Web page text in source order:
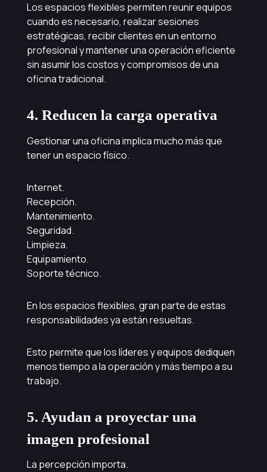
Los espacios flexibles permiten reunir equipos
cuando es necesario, realizar sesiones
estratégicas, recibir clientes en un entorno
profesional y mantener una operación eficiente
sin asumir los costos y compromisos de una
oficina tradicional.
4. Reducen la carga operativa
Gestionar una oficina implica mucho más que
tener un espacio físico.
Internet.
Recepción.
Mantenimiento.
Seguridad.
Limpieza.
Equipamiento.
Soporte técnico.
En los espacios flexibles, gran parte de estas
responsabilidades ya están resueltas.
Esto permite que los líderes y equipos dediquen
menos tiempo a la operación y más tiempo a su
trabajo.
5. Ayudan a proyectar una
imagen profesional
La percepción importa.